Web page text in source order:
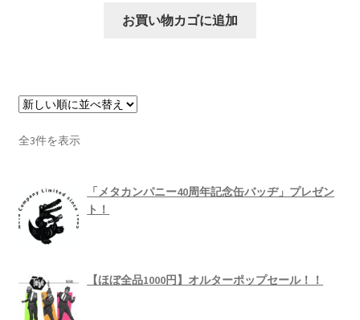
お買い物カゴに追加
全3件を表示新
「メタカンパニー40周年記念缶バッヂ」プレゼン
ト！
【ほぼ全品1000円】オルターポップセール！！